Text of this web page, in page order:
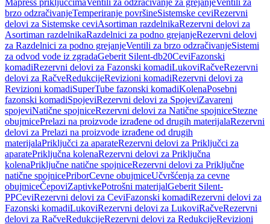
Mapress priključcimaVentili za odzračivanje za grejanjeVentili za
brzo odzračivanjeTemperiranje površineSistemske ceviRezervni
delovi za Sistemske ceviAsortiman razdelnikaRezervni delovi za
Asortiman razdelnikaRazdelnici za podno grejanjeRezervni delovi
za Razdelnici za podno grejanjeVentili za brzo odzračivanjeSistemi
za odvod vode iz zgradaGeberit Silent-db20CeviFazonski
komadiRezervni delovi za Fazonski komadiLukoviRačveRezervni
delovi za RačveRedukcijeRevizioni komadiRezervni delovi za
Revizioni komadiSuperTube fazonski komadiKolenaPosebni
fazonski komadiSpojeviRezervni delovi za SpojeviZavareni
spojeviNatične spojniceRezervni delovi za Natične spojniceStezne
obujmicePrelazi na proizvode izrađene od drugih materijalaRezervni
delovi za Prelazi na proizvode izrađene od drugih
materijalaPriključci za aparateRezervni delovi za Priključci za
aparatePriključna kolenaRezervni delovi za Priključna
kolenaPriključne natične spojniceRezervni delovi za Priključne
natične spojnicePriborCevne obujmiceUčvršćenja za cevne
obujmiceČepoviZaptivkePotrošni materijalGeberit Silent-
PPCeviRezervni delovi za CeviFazonski komadiRezervni delovi za
Fazonski komadiLukoviRezervni delovi za LukoviRačveRezervni
delovi za RačveRedukcijeRezervni delovi za RedukcijeRevizioni